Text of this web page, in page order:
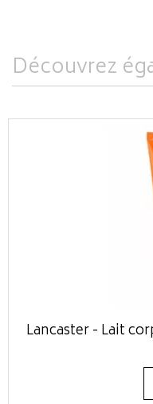
Découvrez
Lancaster - Lait